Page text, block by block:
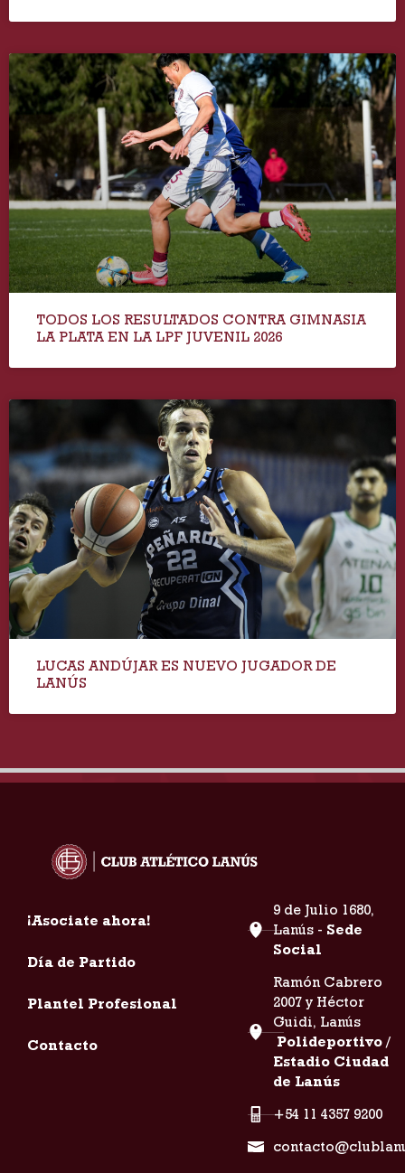
TODOS LOS RESULTADOS CONTRA GIMNASIA
LA PLATA EN LA LPF JUVENIL 2026
LUCAS ANDÚJAR ES NUEVO JUGADOR DE
LANÚS
¡Asociate ahora!
Día de Partido
Plantel Profesional
Contacto
9 de Julio 1680,
Lanús - Sede
Social
Ramón Cabrero
2007 y Héctor
Guidi, Lanús
Polideportivo /
Estadio Ciudad
de Lanús
+54 11 4357 9200